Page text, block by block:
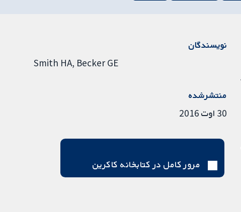
نویسندگان
Smith HA Becker GE
منتشرشده
30 اوت 2016
مرور کامل در کتابخانه کاکرین